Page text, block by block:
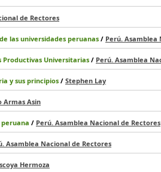
de Rectores
las universidades peruanas / Perú. Asamblea
Productivas Universitarias / Perú. Asamblea
y sus principios / Stephen Lay
Armas Asin
/ Perú. Asamblea Nacional de Rectores
Asamblea Nacional de Rectores
Hermoza